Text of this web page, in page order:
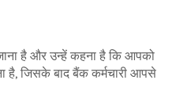
है और उन्हें कहना है कि आपको
है, जिसके बाद बैंक कर्मचारी आपसे